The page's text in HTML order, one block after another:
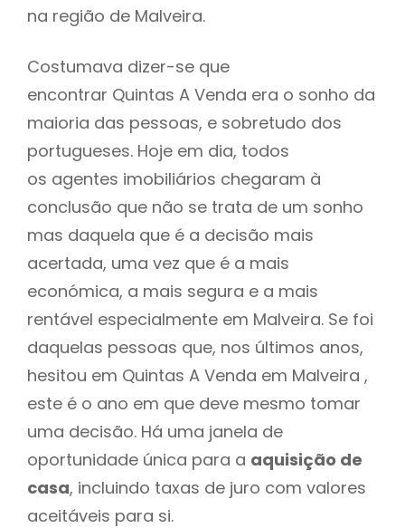
na região de Malveira.
Costumava dizer-se que
encontrar Quintas A Venda era o sonho da
maioria das pessoas, e sobretudo dos
portugueses. Hoje em dia, todos
os agentes imobiliários chegaram à
conclusão que não se trata de um sonho
mas daquela que é a decisão mais
acertada, uma vez que é a mais
económica, a mais segura e a mais
rentável especialmente em Malveira. Se foi
daquelas pessoas que, nos últimos anos,
hesitou em Quintas A Venda em Malveira ,
este é o ano em que deve mesmo tomar
uma decisão. Há uma janela de
oportunidade única para a aquisição de
casa, incluindo taxas de juro com valores
aceitáveis para si.